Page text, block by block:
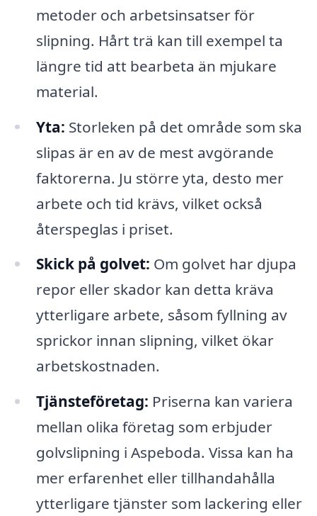
metoder och arbetsinsatser för
slipning. Hårt trä kan till exempel ta
längre tid att bearbeta än mjukare
material.
Yta: Storleken på det område som ska
slipas är en av de mest avgörande
faktorerna. Ju större yta, desto mer
arbete och tid krävs, vilket också
återspeglas i priset.
Skick på golvet: Om golvet har djupa
repor eller skador kan detta kräva
ytterligare arbete, såsom fyllning av
sprickor innan slipning, vilket ökar
arbetskostnaden.
Tjänsteföretag: Priserna kan variera
mellan olika företag som erbjuder
golvslipning i Aspeboda. Vissa kan ha
mer erfarenhet eller tillhandahålla
ytterligare tjänster som lackering eller